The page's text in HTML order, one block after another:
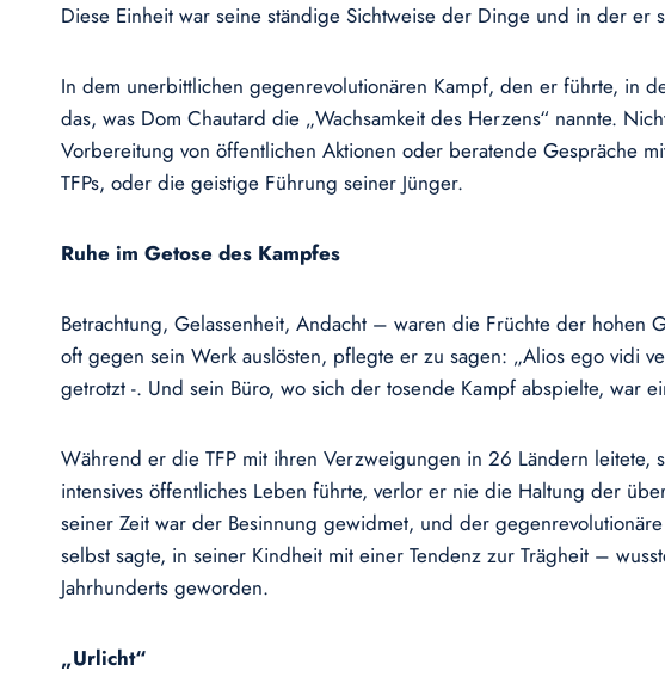
Diese Einheit war seine ständige Sichtweise der Dinge und in der er
In dem unerbittlichen gegenrevolutionären Kampf, den er führte, in
das, was Dom Chautard die „Wachsamkeit des Herzens“ nannte.
Vorbereitung von öffentlichen Aktionen oder beratende Gespräche
TFPs, oder die geistige Führung seiner Jünger.
Ruhe im Getose des Kampfes
Betrachtung, Gelassenheit, Andacht – waren die Früchte der
oft gegen sein Werk auslösten, pflegte er zu sagen: „Alios ego vidi
getrotzt -. Und sein Büro, wo sich der tosende Kampf abspielte, war
Während er die TFP mit ihren Verzweigungen in 26 Ländern
intensives öffentliches Leben führte, verlor er nie die Haltung der
seiner Zeit war der Besinnung gewidmet, und der
selbst sagte, in seiner Kindheit mit einer Tendenz zur Trägheit –
Jahrhunderts geworden.
„Urlicht“